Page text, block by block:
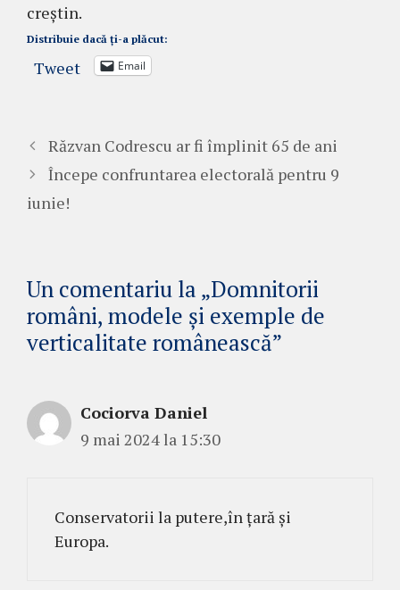
creștin.
Distribuie dacă ți-a plăcut:
Tweet Email
Răzvan Codrescu ar fi împlinit 65 de ani
Începe confruntarea electorală pentru 9
iunie!
Un comentariu la „Domnitorii
români, modele și exemple de
verticalitate românească”
Cociorva Daniel
9 mai 2024 la 15:30
Conservatorii la putere,în țară și
Europa.